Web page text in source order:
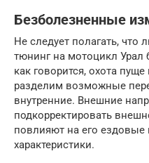
Безболезненные
Не следует полагать, что
тюнинг на мотоцикл
как говорится, охота
разделим возможные
внутренние. Внешние
подкорректировать
повлияют на его ездовые
характеристики.